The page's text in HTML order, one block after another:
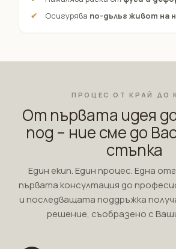
Осигурява по-дълъг живот на
ПРОЦЕС ОТ КРАЙ ДО
От първата идея
под – ние сме до
стъпка
Един екип. Един процес. Една
първата консултация до
и последващата поддръжка
решение, съобразено с